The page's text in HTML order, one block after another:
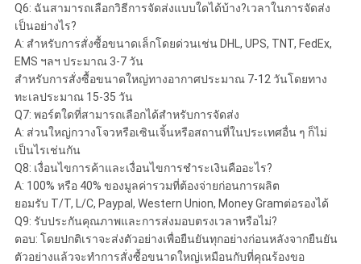
Q6: ฉันสามารถเลือกวิธีการจัดส่งแบบใดได้บ้าง?เวลาในการจัดส่ง
เป็นอย่างไร?
A: สำหรับการสั่งซื้อขนาดเล็กโดยด่วนเช่น DHL, UPS, TNT, FedEx,
EMS ฯลฯ ประมาณ 3-7 วัน
สำหรับการสั่งซื้อขนาดใหญ่ทางอากาศประมาณ 7-12 วันโดยทาง
ทะเลประมาณ 15-35 วัน
Q7: พอร์ตใดที่สามารถเลือกได้สำหรับการจัดส่ง
A: ส่วนใหญ่กวางโจวหรือเซินเจิ้นหรือสถานที่ในประเทศอื่น ๆ ก็ไม่
เป็นไรเช่นกัน
Q8: เงื่อนไขการค้าและเงื่อนไขการชำระเงินคืออะไร?
A: 100% หรือ 40% ของมูลค่ารวมที่ต้องจ่ายก่อนการผลิต
ยอมรับ T/T, L/C, Paypal, Western Union, Money Gramต่อรองได้
Q9: รับประกันคุณภาพและการส่งมอบตรงเวลาหรือไม่?
ตอบ: โดยปกติเราจะส่งตัวอย่างเพื่อยืนยันทุกอย่างก่อนหลังจากยืนยัน
ตัวอย่างแล้วจะทำการสั่งซื้อขนาดใหญ่เหมือนกับที่คุณร้องขอ